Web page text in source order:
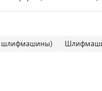
шлифмашины)